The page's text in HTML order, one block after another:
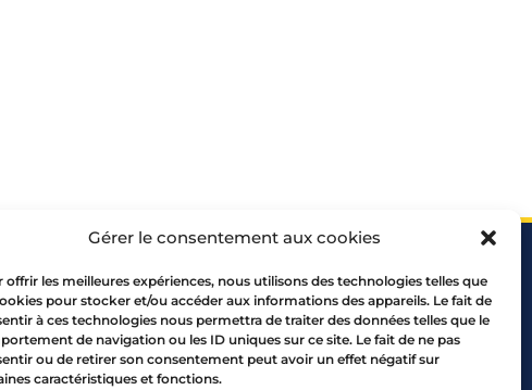
Gérer le consentement aux cookies
offrir les meilleures expériences, nous utilisons des technologies telles que
pour stocker et/ou accéder aux informations des appareils. Le fait de
à ces technologies nous permettra de traiter des données telles que le
de navigation ou les ID uniques sur ce site. Le fait de ne pas
ou de retirer son consentement peut avoir un effet négatif sur
caractéristiques et fonctions.
69005 LYON
05 10 00